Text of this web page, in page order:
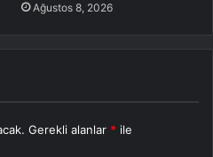
Ağustos 8, 2026
Gerekli alanlar * ile